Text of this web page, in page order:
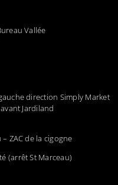
Vallée
direction Simply Market
Jardiland
ZAC de la cigogne
(arrêt St Marceau)